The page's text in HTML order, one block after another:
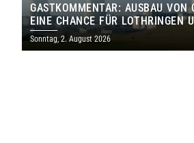
GASTKOMMENTAR: AUSBAU VON
EINE CHANCE FÜR LOTHRINGEN
SAARLAND
Sonntag, 2. August 2026